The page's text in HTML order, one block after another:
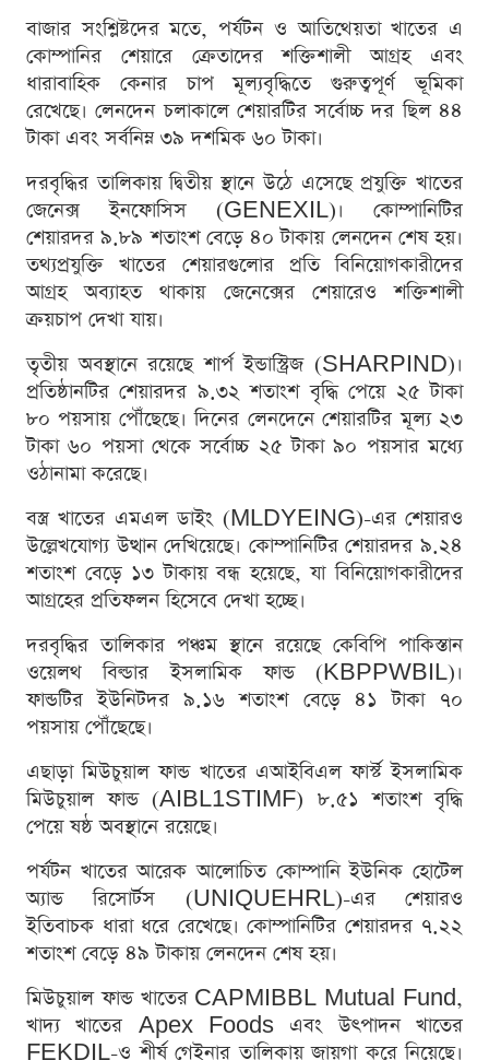
বাজার সংশ্লিষ্টদের মতে, পর্যটন ও আতিথেয়তা খাতের এ
কোম্পানির শেয়ারে ক্রেতাদের শক্তিশালী আগ্রহ এবং
ধারাবাহিক কেনার চাপ মূল্যবৃদ্ধিতে গুরুত্বপূর্ণ ভূমিকা
রেখেছে। লেনদেন চলাকালে শেয়ারটির সর্বোচ্চ দর ছিল ৪৪
টাকা এবং সর্বনিম্ন ৩৯ দশমিক ৬০ টাকা।
দরবৃদ্ধির তালিকায় দ্বিতীয় স্থানে উঠে এসেছে প্রযুক্তি খাতের
জেনেক্স ইনফোসিস (GENEXIL)। কোম্পানিটির
শেয়ারদর ৯.৮৯ শতাংশ বেড়ে ৪০ টাকায় লেনদেন শেষ হয়।
তথ্যপ্রযুক্তি খাতের শেয়ারগুলোর প্রতি বিনিয়োগকারীদের
আগ্রহ অব্যাহত থাকায় জেনেক্সের শেয়ারেও শক্তিশালী
ক্রয়চাপ দেখা যায়।
তৃতীয় অবস্থানে রয়েছে শার্প ইন্ডাস্ট্রিজ (SHARPIND)।
প্রতিষ্ঠানটির শেয়ারদর ৯.৩২ শতাংশ বৃদ্ধি পেয়ে ২৫ টাকা
৮০ পয়সায় পৌঁছেছে। দিনের লেনদেনে শেয়ারটির মূল্য ২৩
টাকা ৬০ পয়সা থেকে সর্বোচ্চ ২৫ টাকা ৯০ পয়সার মধ্যে
ওঠানামা করেছে।
বস্ত্র খাতের এমএল ডাইং (MLDYEING)-এর শেয়ারও
উল্লেখযোগ্য উত্থান দেখিয়েছে। কোম্পানিটির শেয়ারদর ৯.২৪
শতাংশ বেড়ে ১৩ টাকায় বন্ধ হয়েছে, যা বিনিয়োগকারীদের
আগ্রহের প্রতিফলন হিসেবে দেখা হচ্ছে।
দরবৃদ্ধির তালিকার পঞ্চম স্থানে রয়েছে কেবিপি পাকিস্তান
ওয়েলথ বিল্ডার ইসলামিক ফান্ড (KBPPWBIL)।
ফান্ডটির ইউনিটদর ৯.১৬ শতাংশ বেড়ে ৪১ টাকা ৭০
পয়সায় পৌঁছেছে।
এছাড়া মিউচুয়াল ফান্ড খাতের এআইবিএল ফার্স্ট ইসলামিক
মিউচুয়াল ফান্ড (AIBL1STIMF) ৮.৫১ শতাংশ বৃদ্ধি
পেয়ে ষষ্ঠ অবস্থানে রয়েছে।
পর্যটন খাতের আরেক আলোচিত কোম্পানি ইউনিক হোটেল
অ্যান্ড রিসোর্টস (UNIQUEHRL)-এর শেয়ারও
ইতিবাচক ধারা ধরে রেখেছে। কোম্পানিটির শেয়ারদর ৭.২২
শতাংশ বেড়ে ৪৯ টাকায় লেনদেন শেষ হয়।
মিউচুয়াল ফান্ড খাতের CAPMIBBL Mutual Fund,
খাদ্য খাতের Apex Foods এবং উৎপাদন খাতের
FEKDIL-ও শীর্ষ গেইনার তালিকায় জায়গা করে নিয়েছে।